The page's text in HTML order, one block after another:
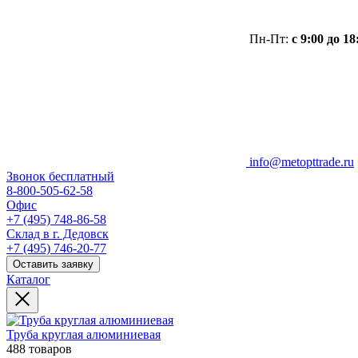
Пн-Пт: с 9:00 до
info@metopttrade.ru
Звонок бесплатный
8-800-505-62-58
Офис
+7 (495) 748-86-58
Склад в г. Дедовск
+7 (495) 746-20-77
Оставить заявку
Каталог
Труба круглая алюминиевая
488 товаров